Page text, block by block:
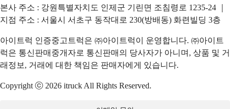
본사 주소 : 강원특별자치도 인제군 기린면 조침령로 1235-24 ｜
지점 주소 : 서울시 서초구 동작대로 230(방배동) 화련빌딩 3층
아이트럭 인증중고트럭은 ㈜아이트럭이 운영합니다. ㈜아이트
럭은 통신판매중개자로 통신판매의 당사자가 아니며, 상품 및 거
래정보, 거래에 대한 책임은 판매자에게 있습니다.
Copyright ⓒ 2026 itruck All Rights Reserved.